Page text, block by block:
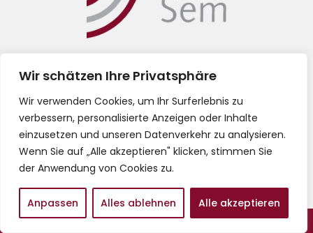
Wir schätzen Ihre Privatsphäre
Wir verwenden Cookies, um Ihr Surferlebnis zu
verbessern, personalisierte Anzeigen oder Inhalte
einzusetzen und unseren Datenverkehr zu analysieren.
Wenn Sie auf „Alle akzeptieren" klicken, stimmen Sie
der Anwendung von Cookies zu.
Anpassen Alles ablehnen Alle akzeptieren
Datenschutz
AGB